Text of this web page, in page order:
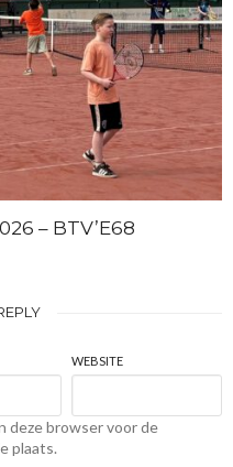
– BTV’E68
WEBSITE
deze browser voor de
plaats.